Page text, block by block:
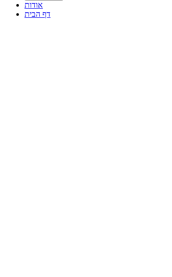
אודות
דף הבית